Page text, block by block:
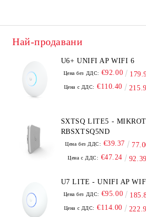
Най-продавани
U6+ UNIFI AP WIFI 6
Цена без ДДС: €92.00
Цена с ДДС: €110.40
SXTSQ LITE5 -
RBSXTSQ5ND
Цена без ДДС: €39.37
Цена с ДДС: €47.24
U7 LITE - UNIFI AP
Цена без ДДС: €95.00
Цена с ДДС: €114.00